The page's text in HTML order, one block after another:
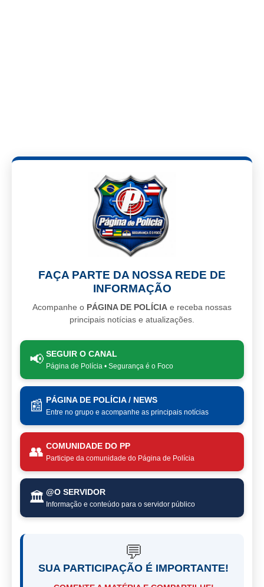
FAÇA PARTE DA NOSSA REDE DE
INFORMAÇÃO
Acompanhe o PÁGINA DE POLÍCIA e receba nossas
principais notícias e atualizações.
📢 SEGUIR O CANAL
Página de Polícia • Segurança é o Foco
📰 PÁGINA DE POLÍCIA / NEWS
Entre no grupo e acompanhe as principais notícias
👥 COMUNIDADE DO PP
Participe da comunidade do Página de Polícia
🏛️ @O SERVIDOR
Informação e conteúdo para o servidor público
💬
SUA PARTICIPAÇÃO É IMPORTANTE!